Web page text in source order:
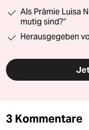
Als Prämie Luisa
mutig sind?“
Herausgegeben
3 Kommentare